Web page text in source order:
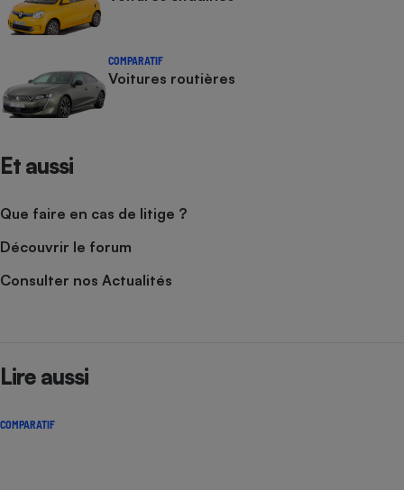
COMPARATIF
Voitures routières
Et aussi
Que faire en cas de litige ?
Découvrir le forum
Consulter nos Actualités
Lire aussi
COMPARATIF